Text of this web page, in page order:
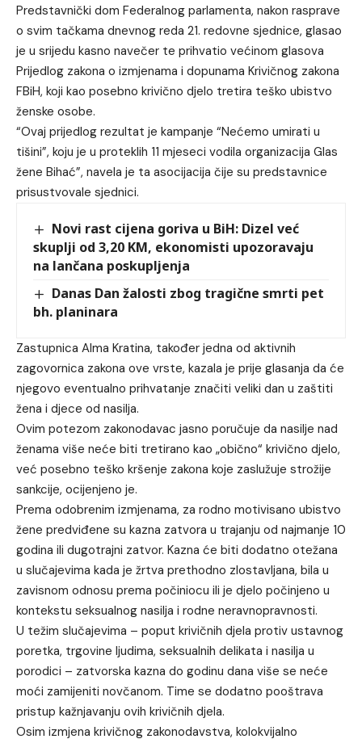
Predstavnički dom Federalnog parlamenta, nakon rasprave
o svim tačkama dnevnog reda 21. redovne sjednice, glasao
je u srijedu kasno navečer te prihvatio većinom glasova
Prijedlog zakona o izmjenama i dopunama Krivičnog zakona
FBiH, koji kao posebno krivično djelo tretira teško ubistvo
ženske osobe.
“Ovaj prijedlog rezultat je kampanje “Nećemo umirati u
tišini”, koju je u proteklih 11 mjeseci vodila organizacija Glas
žene Bihać”, navela je ta asocijacija čije su predstavnice
prisustvovale sjednici.
Novi rast cijena goriva u BiH: Dizel već
skuplji od 3,20 KM, ekonomisti upozoravaju
na lančana poskupljenja
Danas Dan žalosti zbog tragične smrti pet
bh. planinara
Zastupnica Alma Kratina, također jedna od aktivnih
zagovornica zakona ove vrste, kazala je prije glasanja da će
njegovo eventualno prihvatanje značiti veliki dan u zaštiti
žena i djece od nasilja.
Ovim potezom zakonodavac jasno poručuje da nasilje nad
ženama više neće biti tretirano kao „obično“ krivično djelo,
već posebno teško kršenje zakona koje zaslužuje strožije
sankcije, ocijenjeno je.
Prema odobrenim izmjenama, za rodno motivisano ubistvo
žene predviđene su kazna zatvora u trajanju od najmanje 10
godina ili dugotrajni zatvor. Kazna će biti dodatno otežana
u slučajevima kada je žrtva prethodno zlostavljana, bila u
zavisnom odnosu prema počiniocu ili je djelo počinjeno u
kontekstu seksualnog nasilja i rodne neravnopravnosti.
U težim slučajevima – poput krivičnih djela protiv ustavnog
poretka, trgovine ljudima, seksualnih delikata i nasilja u
porodici – zatvorska kazna do godinu dana više se neće
moći zamijeniti novčanom. Time se dodatno pooštrava
pristup kažnjavanju ovih krivičnih djela.
Osim izmjena krivičnog zakonodavstva, kolokvijalno